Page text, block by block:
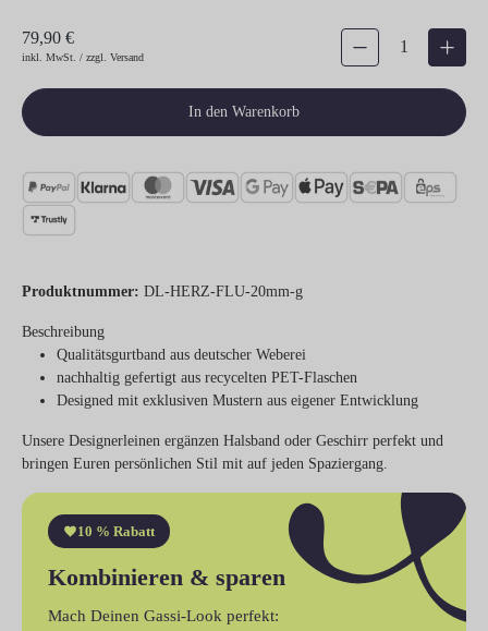
79,90 €
inkl. MwSt. / zzgl. Versand
Produkt Anzahl: Gib den
In den Warenkorb
Produktnummer: DL-HERZ-FLU-20mm-g
Beschreibung
Qualitätsgurtband aus deutscher Weberei
nachhaltig gefertigt aus recycelten PET-Flaschen
Designed mit exklusiven Mustern aus eigener Entwicklung
Unsere Designerleinen ergänzen Halsband oder Geschirr perfekt und
bringen Euren persönlichen Stil mit auf jeden Spaziergang.
10 % Rabatt
Kombinieren & sparen
Mach Deinen Gassi-Look perfekt: